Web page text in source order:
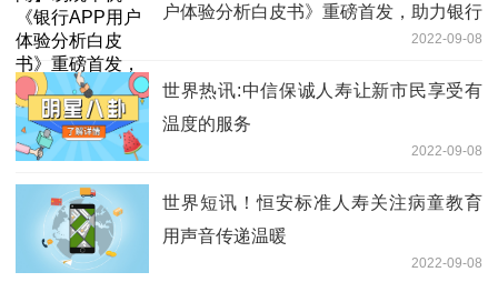
户体验分析白皮书》重磅首发，助力银行
2022-09-08
世界热讯:中信保诚人寿让新市民享受有
温度的服务
2022-09-08
世界短讯！恒安标准人寿关注病童教育
用声音传递温暖
2022-09-08